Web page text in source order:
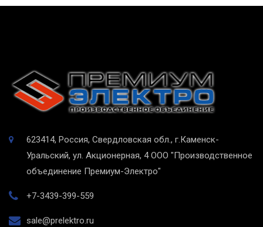
623414, Россия, Свердловская обл., г.Каменск-
Уральский, ул. Акционерная, 4 ООО "Производственное
объединение Премиум-Электро"
+7-3439-399-559
sale@prelektro.ru